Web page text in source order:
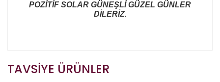
POZİTİF SOLAR GÜNEŞLİ GÜZEL GÜNLER
DİLERİZ.
Bu ürüne ilk yorumu siz yapın!
diğer konularda yetersiz gördüğünüz noktaları öneri
formunu kullanarak tarafımıza iletebilirsiniz.
TAVSİYE ÜRÜNLER